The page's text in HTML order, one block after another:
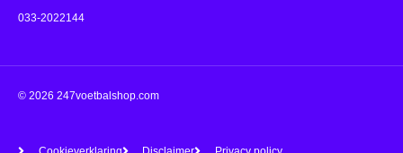
033-2022144
© 2026 247voetbalshop.com